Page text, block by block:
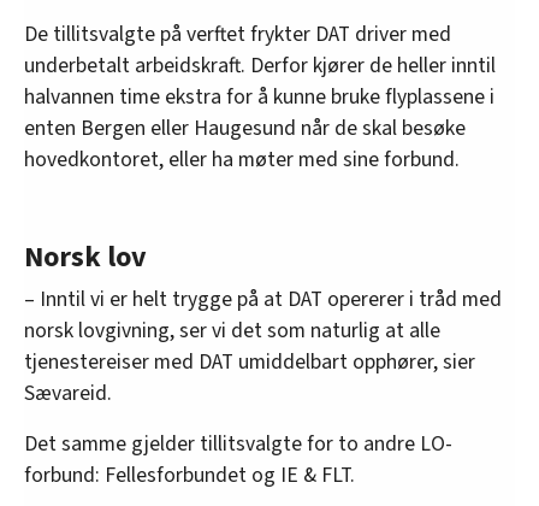
De tillitsvalgte på verftet frykter DAT driver med
underbetalt arbeidskraft. Derfor kjører de heller inntil
halvannen time ekstra for å kunne bruke flyplassene i
enten Bergen eller Haugesund når de skal besøke
hovedkontoret, eller ha møter med sine forbund.
Norsk lov
– Inntil vi er helt trygge på at DAT opererer i tråd med
norsk lovgivning, ser vi det som naturlig at alle
tjenestereiser med DAT umiddelbart opphører, sier
Sævareid.
Det samme gjelder tillitsvalgte for to andre LO-
forbund: Fellesforbundet og IE & FLT.